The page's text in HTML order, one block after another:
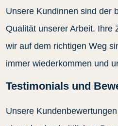
Unsere Kundinnen sind der
Qualität unserer Arbeit. Ihre
wir auf dem richtigen Weg
immer wiederkommen und
Testimonials und
Unsere